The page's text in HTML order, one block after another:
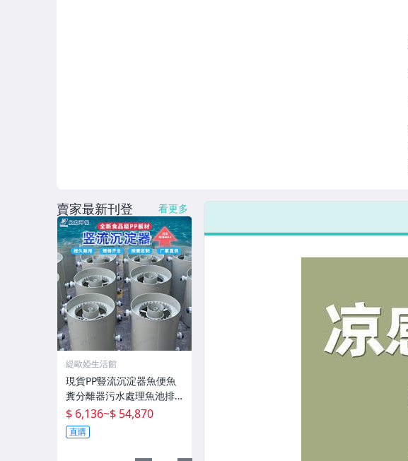
賣家最新刊登 看更多
緹歐婭生活館
現貨PP豎流沉淀器魚便魚
糞分離器污水處理魚池排
污化水產殖設備
$ 6,136~$ 54,870
直購